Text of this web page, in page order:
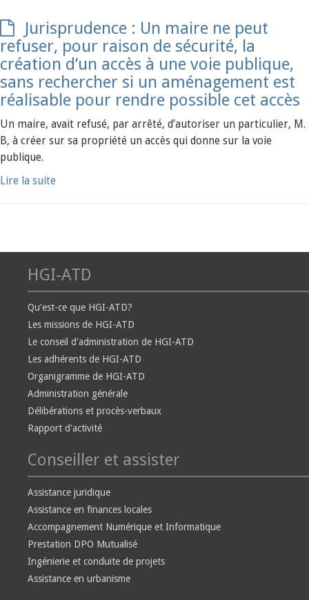
Jurisprudence : Un maire ne peut
refuser, pour raison de sécurité, la
création d’un accès à une voie publique,
sans rechercher si un aménagement est
réalisable pour rendre possible cet accès
Un maire, avait refusé, par arrêté, d’autoriser un particulier, M.
B, à créer sur sa propriété un accès qui donne sur la voie
publique.
Lire la suite
HGI-ATD
Qu'est-ce que HGI-ATD?
Les missions de HGI-ATD
Le conseil d'administration de HGI-ATD
Les adhérents de HGI-ATD
Organigramme de HGI-ATD
Administration générale
Délibérations et procès-verbaux
Rapport d'activité
Conseiller et assister
Assistance juridique
Assistance en finances locales
Accompagnement Numérique et Informatique
Prestation DPO Mutualisé
Ingénierie et conduite de projets
Assistance en urbanisme